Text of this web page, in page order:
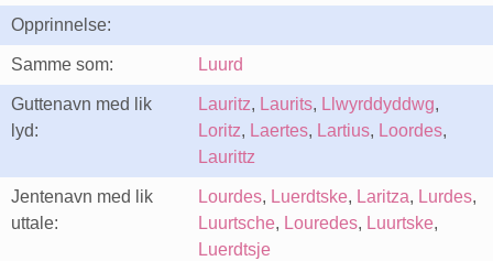
Opprinnelse:
Samme som: Luurd
Guttenavn med lik
lyd:
Lauritz, Laurits, Llwyrddyddwg,
Loritz, Laertes, Lartius, Loordes,
Laurittz
Jentenavn med lik
uttale:
Lourdes, Luerdtske, Laritza, Lurdes,
Luurtsche, Louredes, Luurtske,
Luerdtsje